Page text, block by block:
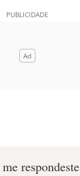
respondeste